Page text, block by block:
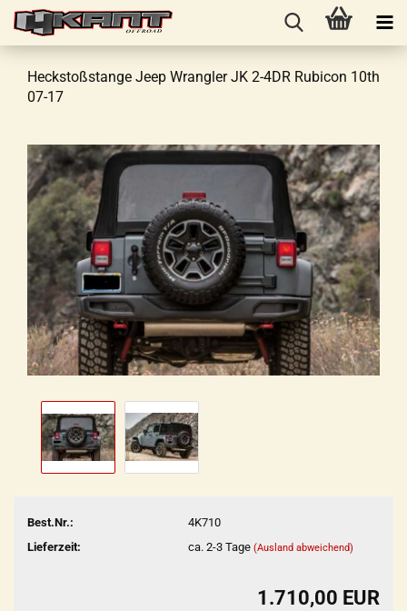
Heckstoßstange Jeep Wrangler JK 2-4DR Rubicon 10th
07-17
Best.Nr.:
4K710
Lieferzeit:
ca. 2-3 Tage (Ausland abweichend)
1.710,00 EUR